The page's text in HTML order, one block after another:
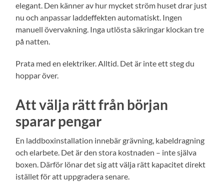
elegant. Den känner av hur mycket ström huset drar just
nu och anpassar laddeffekten automatiskt. Ingen
manuell övervakning. Inga utlösta säkringar klockan tre
på natten.
Prata med en elektriker. Alltid. Det är inte ett steg du
hoppar över.
Att välja rätt från början
sparar pengar
En laddboxinstallation innebär grävning, kabeldragning
och elarbete. Det är den stora kostnaden – inte själva
boxen. Därför lönar det sig att välja rätt kapacitet direkt
istället för att uppgradera senare.